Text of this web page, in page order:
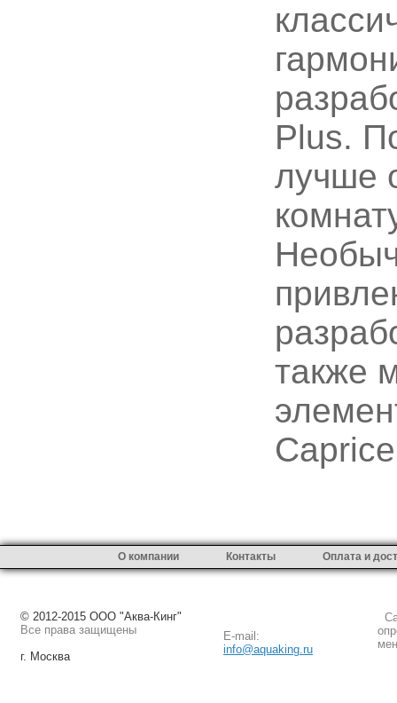
Plus.
лучше
также
О компании Контакты Оплата и
© 2012-2015 ООО "Аква-Кинг"
Все права защищены
г. Москва
E-mail:
info@aquaking.ru